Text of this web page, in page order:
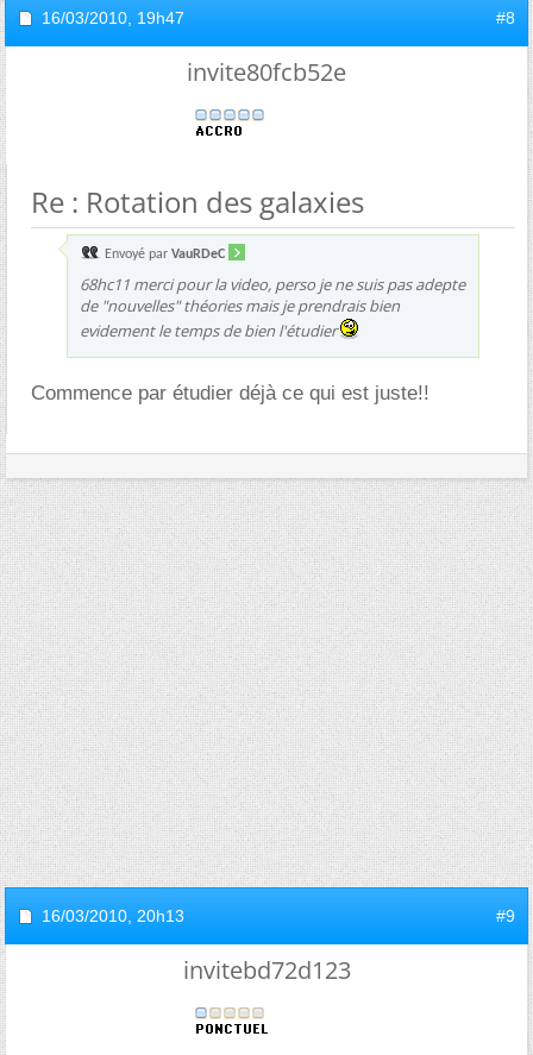
16/03/2010, 19h47 #8
invite80fcb52e
Re : Rotation des galaxies
Envoyé par VauRDeC
68hc11 merci pour la video, perso je ne suis pas adepte
de "nouvelles" théories mais je prendrais bien
evidement le temps de bien l'étudier
Commence par étudier déjà ce qui est juste!!
16/03/2010, 20h13 #9
invitebd72d123